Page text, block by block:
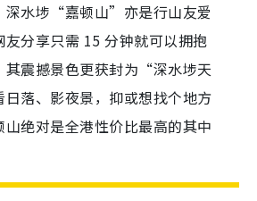
深水埗“嘉顿山”亦是行山友爱
友分享只需 15 分钟就可以拥抱
其震撼景色更获封为“深水埗天
落、影夜景，抑或想找个地方
绝对是全港性价比最高的其中